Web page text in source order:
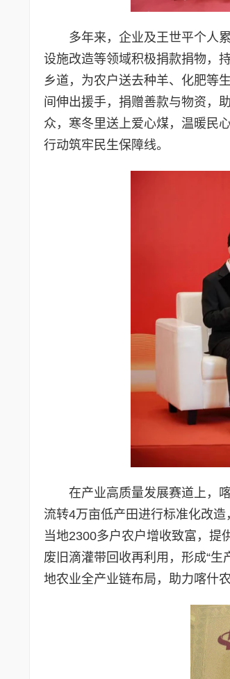
多年来，企业及王世平个人
设施改造等领域积极捐款捐物，
乡道，为农户送去种羊、化肥等
间伸出援手，捐赠善款与物资，
众，寒冬里送上爱心煤，温暖民
行动筑牢民生保障线。
在产业高质量发展赛道上，
流转4万亩低产田进行标准化改
当地2300多户农户增收致富，提
废旧滴灌带回收再利用，形成“
地农业全产业链布局，助力喀什